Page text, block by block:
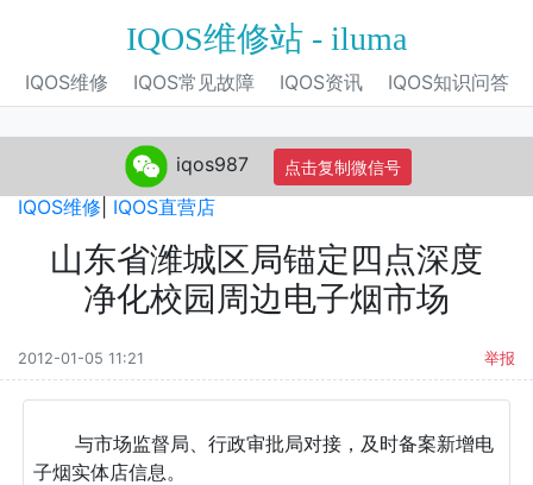
IQOS维修站 - iluma
IQOS维修 IQOS常见故障 IQOS资讯 IQOS知识问答
|IQOS电子烟| IQOS专营店|IQOS自营店
IQOS维修 IQOS直营店
山东省潍城区局锚定四点深度
净化校园周边电子烟市场
2012-01-05 11:21 举报
与市场监督局、行政审批局对接，及时备案新增电
子烟实体店信息。
iqos987 点击复制微信号